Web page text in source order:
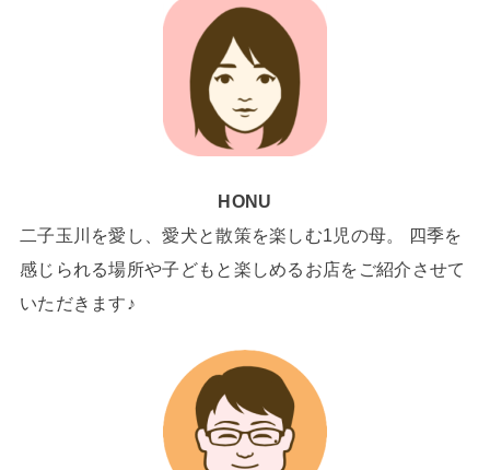
HONU
二子玉川を愛し、愛犬と散策を楽しむ1児の母。 四季を
感じられる場所や子どもと楽しめるお店をご紹介させて
いただきます♪